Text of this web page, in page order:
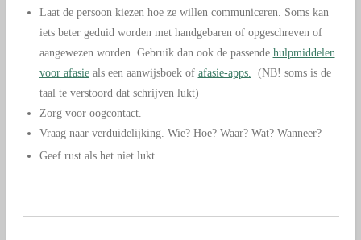
Laat de persoon kiezen hoe ze willen communiceren. Soms kan
iets beter geduid worden met handgebaren of opgeschreven of
aangewezen worden. Gebruik dan ook de passende hulpmiddelen
voor afasieals een aanwijsboek of afasie-apps.
(NB! soms is de
taal te verstoord dat schrijven lukt)
Zorg voor oogcontact.
Vraag naar verduidelijking. Wie? Hoe? Waar? Wat? Wanneer?
Geef rust als het niet lukt.